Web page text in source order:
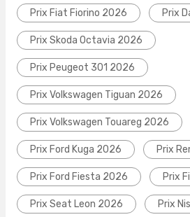
Prix Fiat Fiorino 2026 Prix
Prix Skoda Octavia 2026
Prix Peugeot 301 2026
Prix Volkswagen Tiguan 2026
Prix Volkswagen Touareg 2026
Prix Ford Kuga 2026 Prix
Prix Ford Fiesta 2026 Prix
Prix Seat Leon 2026 Prix